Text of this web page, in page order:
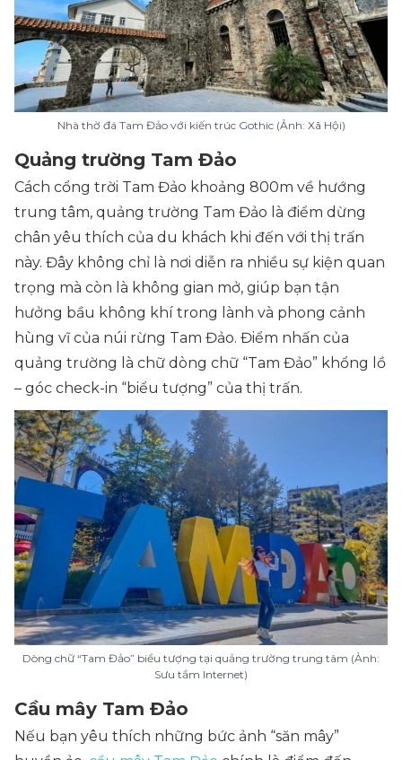
Nhà thờ đá Tam Đảo với kiến trúc Gothic (Ảnh: Xã Hội)
Quảng trường Tam Đảo
Cách cổng trời Tam Đảo khoảng 800m về hướng
trung tâm, quảng trường Tam Đảo là điểm dừng
chân yêu thích của du khách khi đến với thị trấn
này. Đây không chỉ là nơi diễn ra nhiều sự kiện quan
trọng mà còn là không gian mở, giúp bạn tận
hưởng bầu không khí trong lành và phong cảnh
hùng vĩ của núi rừng Tam Đảo. Điểm nhấn của
quảng trường là chữ dòng chữ “Tam Đảo” khổng lồ
– góc check-in “biểu tượng” của thị trấn.
Dòng chữ “Tam Đảo” biểu tượng tại quảng trường trung tâm (Ảnh:
Sưu tầm Internet)
Cầu mây Tam Đảo
Nếu bạn yêu thích những bức ảnh “săn mây”